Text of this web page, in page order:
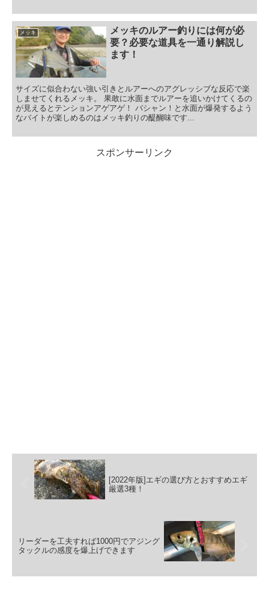
メッキ
メッキのルアー釣りには何が必
要？必要な道具を一通り解説し
ます！
サイズに似合わない強い引きとルアーへのアグレッシブな反応で楽
しませてくれるメッキ。 果敢に水面までルアーを追いかけてくるの
が見えるとテンションアゲアゲ！ バシャン！と水面が爆発するよう
なバイトが楽しめるのはメッキ釣りの醍醐味です...
スポンサーリンク
[2022年版]エギの選び方とおすすめエギ
厳選3種！
リーダーを工夫すれば1000円でアジング
タックルの感度を爆上げできます